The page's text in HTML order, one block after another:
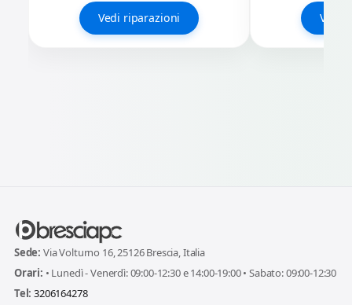
Vedi riparazioni Vedi
Sede: Via Volturno 16, 25126 Brescia, Italia
Orari: • Lunedì - Venerdì: 09:00-12:30 e 14:00-19:00 • Sabato: 09:00-12:30
Tel: 3206164278